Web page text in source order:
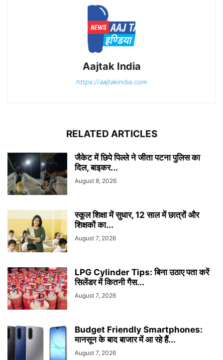
Aajtak India
https://aajtakindia.com
RELATED ARTICLES
जैकेट में छिपे पिल्ले ने जीता पटना पुलिस का
दिल, बाइकर...
August 8, 2026
स्कूल शिक्षा में सुधार, 12 साल में छात्रों और
शिक्षकों का...
August 7, 2026
LPG Cylinder Tips: बिना उठाए पता करें
सिलेंडर में कितनी गैस...
August 7, 2026
Budget Friendly Smartphones:
मानसून के बाद बाजार में आ रहे हैं...
August 7, 2026